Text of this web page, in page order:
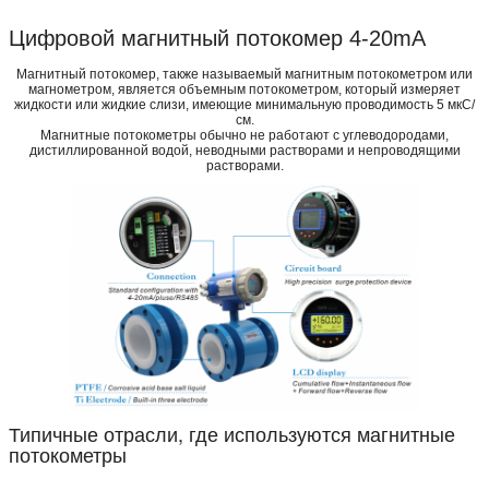
Цифровой магнитный потокомер 4-20mA
Магнитный потокомер, также называемый магнитным потокометром или
магнометром, является объемным потокометром, который измеряет
жидкости или жидкие слизи, имеющие минимальную проводимость 5 мкС/
см.
Магнитные потокометры обычно не работают с углеводородами,
дистиллированной водой, неводными растворами и непроводящими
растворами.
Типичные отрасли, где используются магнитные
потокометры